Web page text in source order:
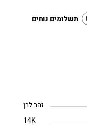
תשלומים נוחים
זהב לבן
14K